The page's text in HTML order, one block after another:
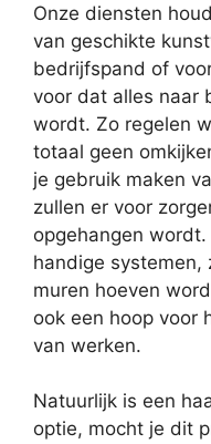
Onze diensten
van geschikte
bedrijfspand of
voor dat alles naar
wordt. Zo regelen
totaal geen
je gebruik maken
zullen er voor
opgehangen
handige systemen,
muren hoeven
ook een hoop voor
van werken.
Natuurlijk is een
optie, mocht je dit